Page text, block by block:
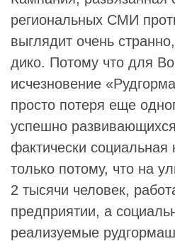
региональных СМИ
выглядит очень
дико. Потому что для
исчезновение
просто потеря еще
успешно
фактически
только потому, что на
2 тысячи человек,
предприятии, а
реализуемые